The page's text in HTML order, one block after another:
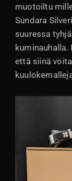
muotoiltu
Sundara
suuressa
kuminauhalla.
että siinä